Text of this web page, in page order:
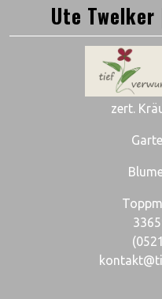
Ute
zert.